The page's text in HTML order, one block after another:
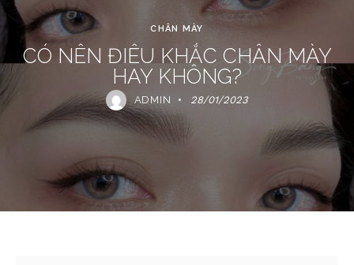
CHÂN MÀY
CÓ NÊN ĐIÊU KHẮC CHÂN MÀY
HAY KHÔNG?
ADMIN 28/01/2023